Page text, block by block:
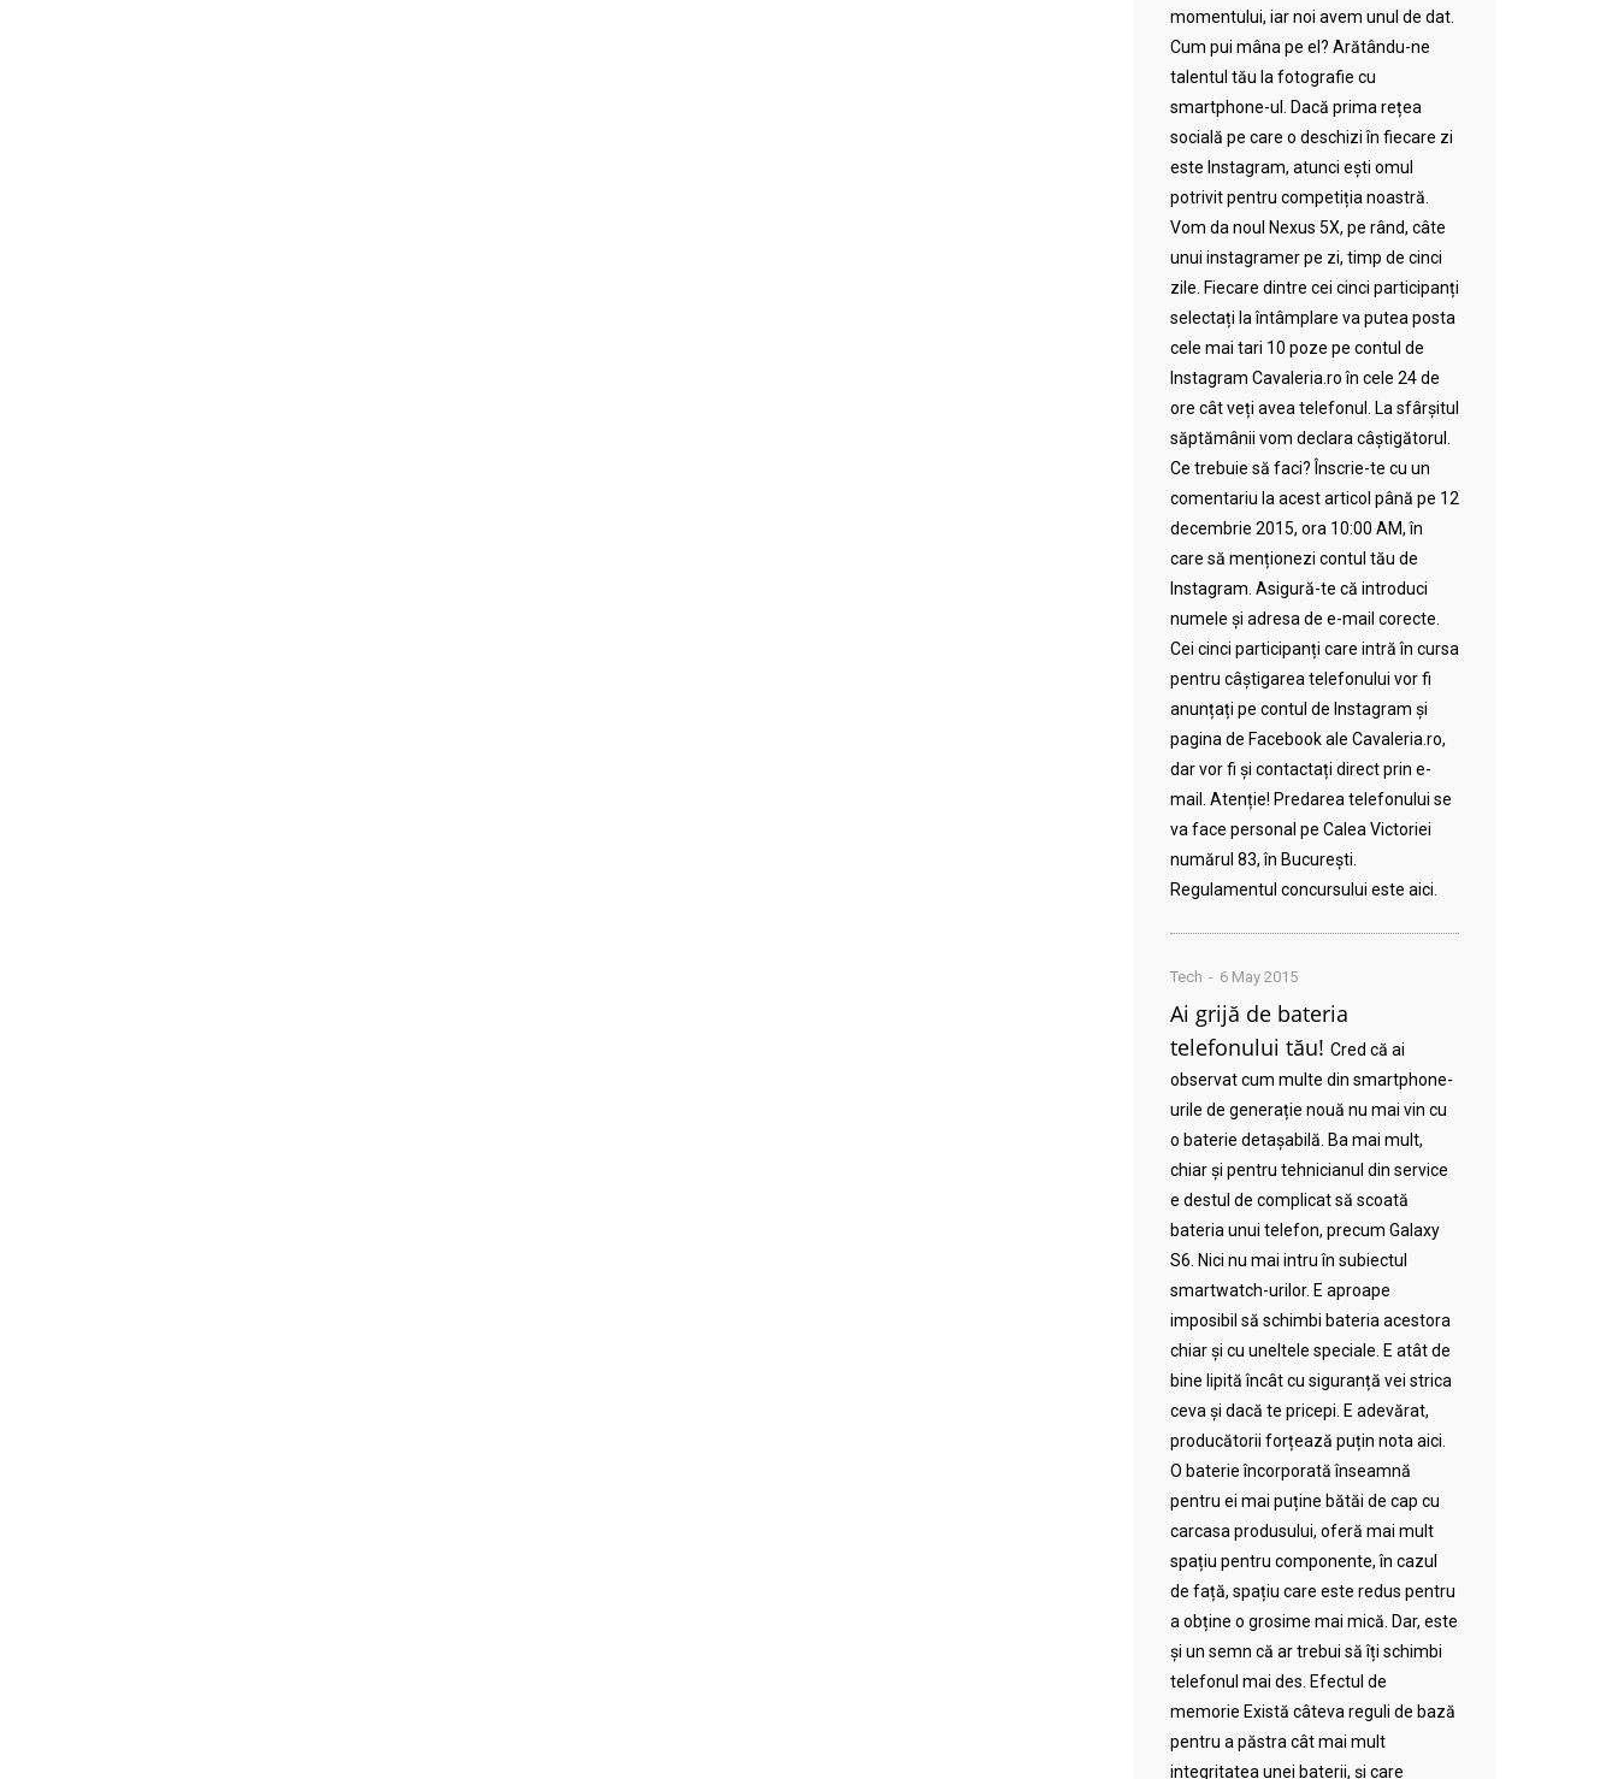
momentului, iar noi avem unul de dat.
Cum pui mâna pe el? Arătându-ne
talentul tău la fotografie cu
smartphone-ul. Dacă prima rețea
socială pe care o deschizi în fiecare zi
este Instagram, atunci ești omul
potrivit pentru competiția noastră.
Vom da noul Nexus 5X, pe rând, câte
unui instagramer pe zi, timp de cinci
zile. Fiecare dintre cei cinci participanți
selectați la întâmplare va putea posta
cele mai tari 10 poze pe contul de
Instagram Cavaleria.ro în cele 24 de
ore cât veți avea telefonul. La sfârșitul
săptămânii vom declara câștigătorul.
Ce trebuie să faci? Înscrie-te cu un
comentariu la acest articol până pe 12
decembrie 2015, ora 10:00 AM, în
care să menționezi contul tău de
Instagram. Asigură-te că introduci
numele și adresa de e-mail corecte.
Cei cinci participanți care intră în cursa
pentru câștigarea telefonului vor fi
anunțați pe contul de Instagram și
pagina de Facebook ale Cavaleria.ro,
dar vor fi și contactați direct prin e-
mail. Atenție! Predarea telefonului se
va face personal pe Calea Victoriei
numărul 83, în București.
Regulamentul concursului este aici.
Tech 6 May 2015
Ai grijă de bateria
telefonului tău! Cred că ai
observat cum multe din smartphone-
urile de generație nouă nu mai vin cu
o baterie detașabilă. Ba mai mult,
chiar și pentru tehnicianul din service
e destul de complicat să scoată
bateria unui telefon, precum Galaxy
S6. Nici nu mai intru în subiectul
smartwatch-urilor. E aproape
imposibil să schimbi bateria acestora
chiar și cu uneltele speciale. E atât de
bine lipită încât cu siguranță vei strica
ceva și dacă te pricepi. E adevărat,
producătorii forțează puțin nota aici.
O baterie încorporată înseamnă
pentru ei mai puține bătăi de cap cu
carcasa produsului, oferă mai mult
spațiu pentru componente, în cazul
de față, spațiu care este redus pentru
a obține o grosime mai mică. Dar, este
și un semn că ar trebui să îți schimbi
telefonul mai des. Efectul de
memorie Există câteva reguli de bază
pentru a păstra cât mai mult
integritatea unei baterii, și care